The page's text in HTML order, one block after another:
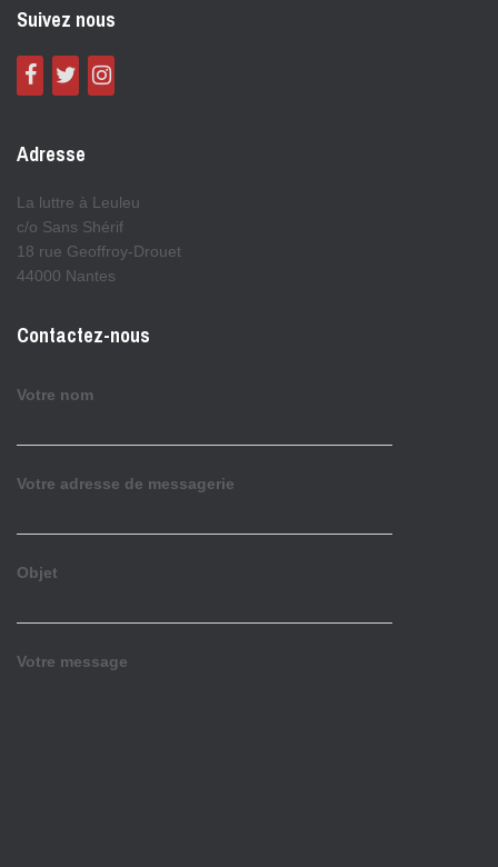
Suivez nous
Adresse
La luttre à Leuleu
c/o Sans Shérif
18 rue Geoffroy-Drouet
44000 Nantes
Contactez-nous
Votre nom
Votre adresse de messagerie
Objet
Votre message